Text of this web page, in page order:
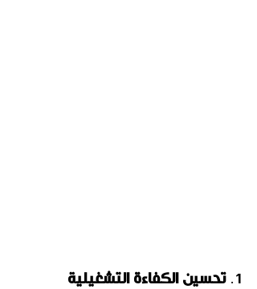
1. تحسين الكفاءة التشغيلية